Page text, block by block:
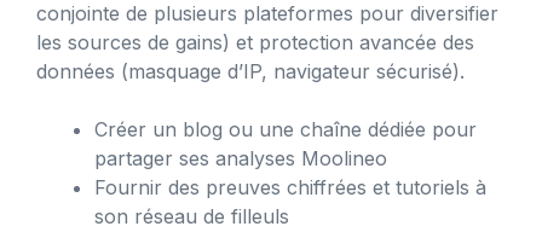
conjointe de plusieurs plateformes pour diversifier
les sources de gains) et protection avancée des
données (masquage d’IP, navigateur sécurisé).
Créer un blog ou une chaîne dédiée pour
partager ses analyses Moolineo
Fournir des preuves chiffrées et tutoriels à
son réseau de filleuls